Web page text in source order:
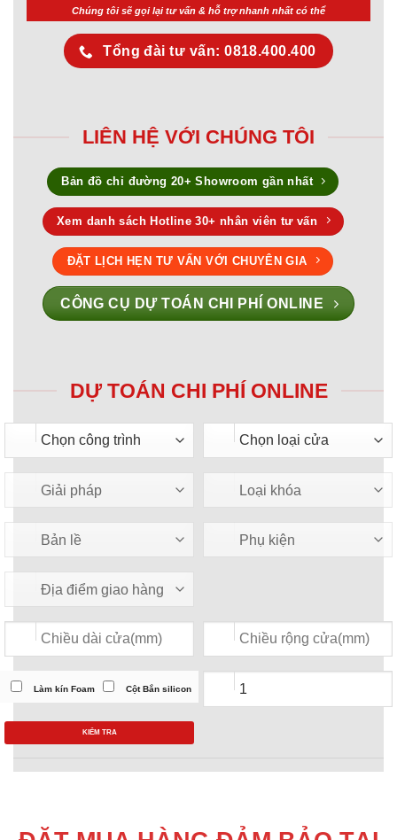
Chúng tôi sẽ gọi lại tư vấn & hỗ trợ nhanh nhất có thể
Tổng đài tư vấn: 0818.400.400
LIÊN HỆ VỚI CHÚNG TÔI
Bản đồ chỉ đường 20+ Showroom gần nhất
Xem danh sách Hotline 30+ nhân viên tư vấn
ĐẶT LỊCH HẸN TƯ VẤN VỚI CHUYÊN GIA
CÔNG CỤ DỰ TOÁN CHI PHÍ ONLINE
DỰ TOÁN CHI PHÍ ONLINE
Làm kín Foam Cột Bắn silicon
KIỂM TRA